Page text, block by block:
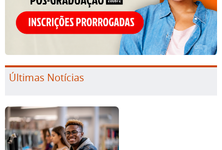
Últimas Notícias